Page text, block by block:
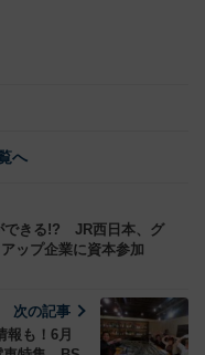
へ
できる!? JR西日本、グ
ップ企業に資本参加
次の記事
報も！6月